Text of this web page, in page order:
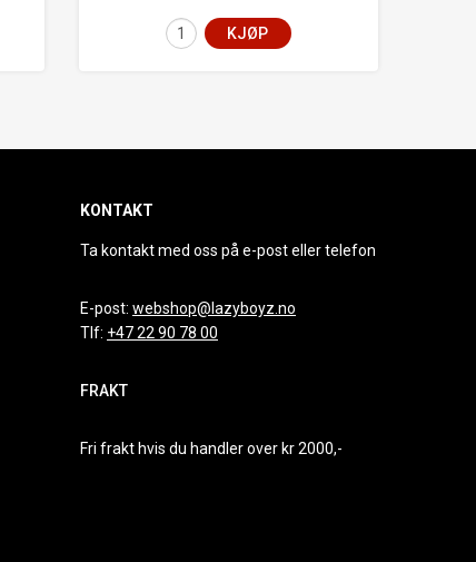
KJØP
KONTAKT
Ta kontakt med oss på e-post eller telefon
E-post: webshop@lazyboyz.no
Tlf: +47 22 90 78 00
FRAKT
Fri frakt hvis du handler over kr 2000,-